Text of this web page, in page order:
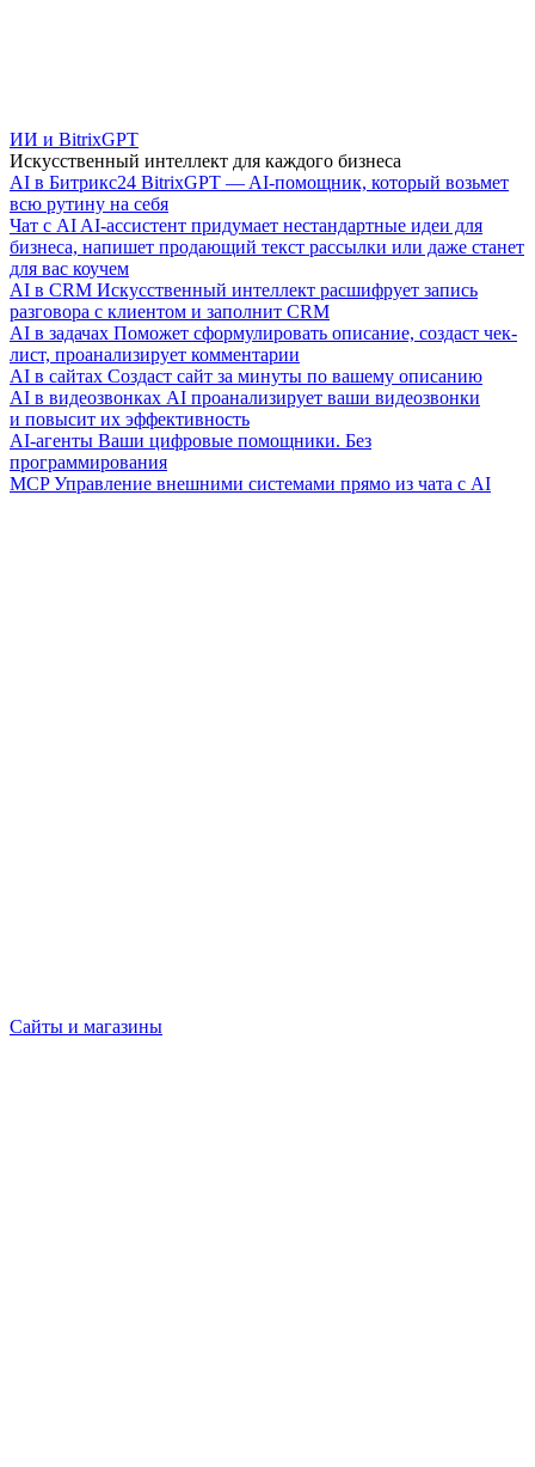
ИИ и BitrixGPT
Искусственный интеллект для каждого бизнеса
AI в Битрикс24 BitrixGPT — AI-помощник, который возьмет
всю рутину на себя
Чат с AI AI-ассистент придумает нестандартные идеи для
бизнеса, напишет продающий текст рассылки или даже станет
для вас коучем
AI в CRM Искусственный интеллект расшифрует запись
разговора с клиентом и заполнит CRM
AI в задачах Поможет сформулировать описание, создаст чек-
лист, проанализирует комментарии
AI в сайтах Создаст сайт за минуты по вашему описанию
AI в видеозвонках AI проанализирует ваши видеозвонки
и повысит их эффективность
AI-агенты Ваши цифровые помощники. Без
программирования
MCP Управление внешними системами прямо из чата с AI
Сайты и магазины